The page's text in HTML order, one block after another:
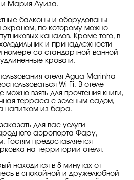
и Мария Луиза.
балконы и оборудованы
экраном, по которому можно
каналов. Кроме того, в
и принадлежности
номере со стандартной ванной
кровати.
отеля Agua Marinha
Wi-Fi. В отеле
можно взять для прочтения книги,
терраса с зеленым садом,
напитком из бара.
для вас услуги
аэропорта Фару,
Гостям предоставляется
на территории отеля.
находится в 8 минутах от
в спокойной и дружелюбной